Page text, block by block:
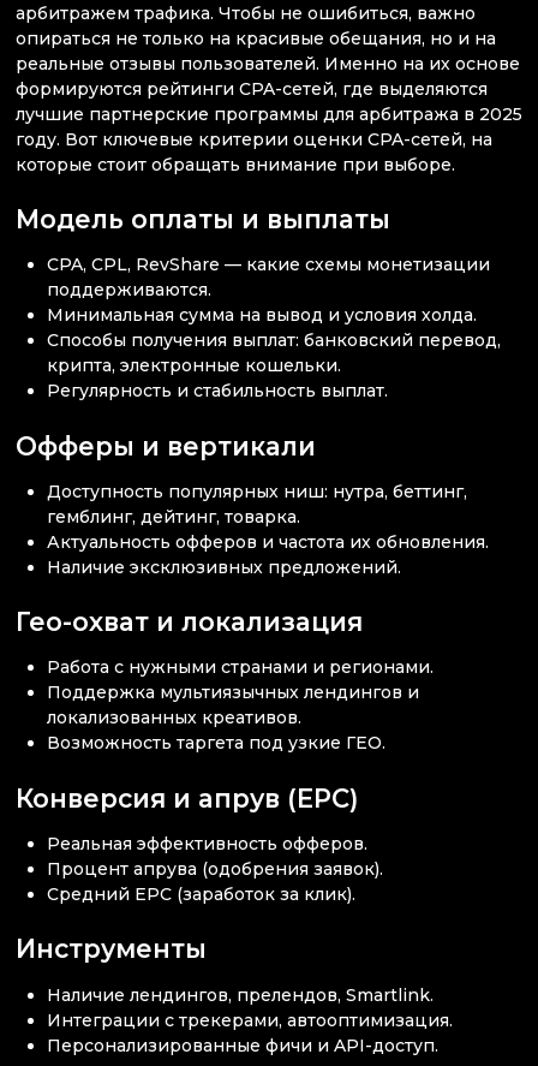
арбитражем трафика. Чтобы не ошибиться, важно
опираться не только на красивые обещания, но и на
реальные отзывы пользователей. Именно на их основе
формируются рейтинги CPA-сетей, где выделяются
лучшие партнерские программы для арбитража в 2025
году. Вот ключевые критерии оценки CPA-сетей, на
которые стоит обращать внимание при выборе.
Модель оплаты и выплаты
CPA, CPL, RevShare — какие схемы монетизации
поддерживаются.
Минимальная сумма на вывод и условия холда.
Способы получения выплат: банковский перевод,
крипта, электронные кошельки.
Регулярность и стабильность выплат.
Офферы и вертикали
Доступность популярных ниш: нутра, беттинг,
гемблинг, дейтинг, товарка.
Актуальность офферов и частота их обновления.
Наличие эксклюзивных предложений.
Гео-охват и локализация
Работа с нужными странами и регионами.
Поддержка мультиязычных лендингов и
локализованных креативов.
Возможность таргета под узкие ГЕО.
Конверсия и апрув (EPC)
Реальная эффективность офферов.
Процент апрува (одобрения заявок).
Средний EPC (заработок за клик).
Инструменты
Наличие лендингов, прелендов, Smartlink.
Интеграции с трекерами, автооптимизация.
Персонализированные фичи и API-доступ.